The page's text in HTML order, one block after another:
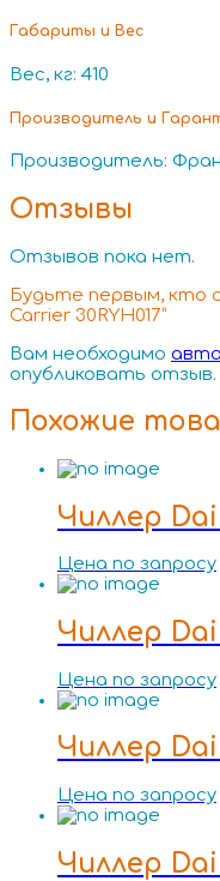
Габариты и Вес
Вес, кг: 410
Производитель и
Производитель:
Отзывы
Отзывов пока нет.
Будьте первым, кто
Carrier 30RYH017”
Вам необходимо
опубликовать отзыв.
Похожие
Чиллер
Цена по запросу
Чиллер
Цена по запросу
Чиллер
Цена по запросу
Чиллер